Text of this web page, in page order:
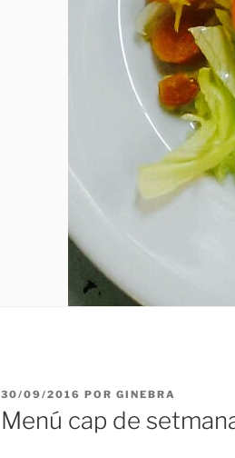
PUBLICADO
EL
30/09/2016 POR GINEBRA
Menú cap de